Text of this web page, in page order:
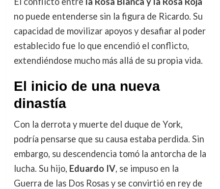
no puede entenderse sin la figura de Ricardo. Su
capacidad de movilizar apoyos y desafiar al poder
establecido fue lo que encendió el conflicto,
extendiéndose mucho más allá de su propia vida.
El inicio de una nueva
dinastía
Con la derrota y muerte del duque de York,
podría pensarse que su causa estaba perdida. Sin
embargo, su descendencia tomó la antorcha de la
lucha. Su hijo, Eduardo IV, se impuso en la
Guerra de las Dos Rosas y se convirtió en rey de